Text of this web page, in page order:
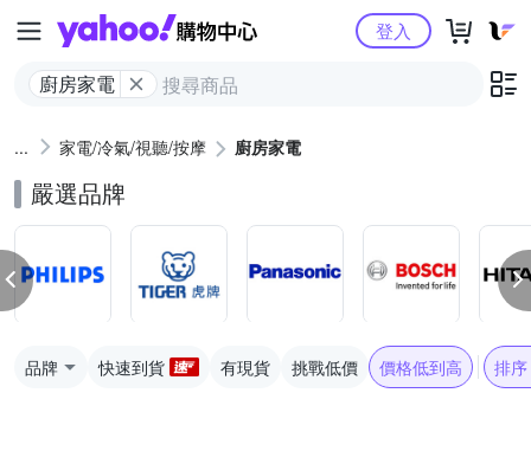
Yahoo購物中心
廚房家電
登入
家電/冷氣/視聽/按摩 廚房家電
嚴選品牌
品牌 快速到貨 有現貨 挑戰低價 價格低到高 排序